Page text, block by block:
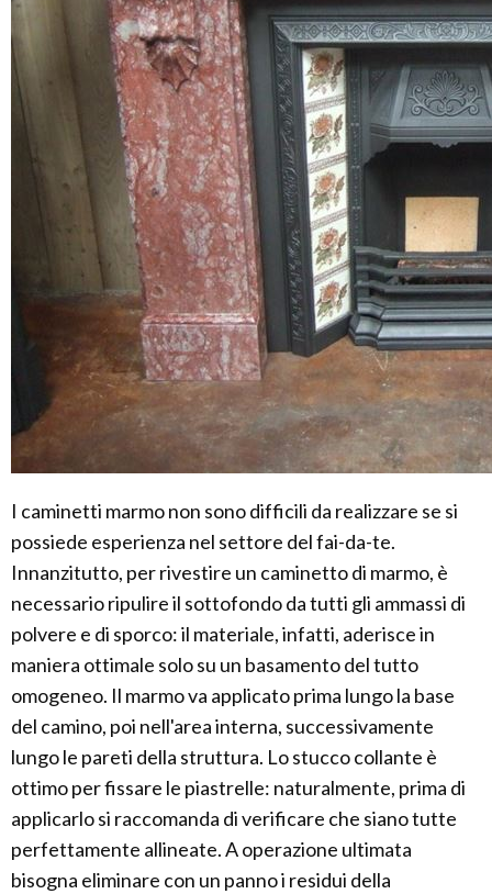
I caminetti marmo non sono difficili da realizzare se si
possiede esperienza nel settore del fai-da-te.
Innanzitutto, per rivestire un caminetto di marmo, è
necessario ripulire il sottofondo da tutti gli ammassi di
polvere e di sporco: il materiale, infatti, aderisce in
maniera ottimale solo su un basamento del tutto
omogeneo. Il marmo va applicato prima lungo la base
del camino, poi nell'area interna, successivamente
lungo le pareti della struttura. Lo stucco collante è
ottimo per fissare le piastrelle: naturalmente, prima di
applicarlo si raccomanda di verificare che siano tutte
perfettamente allineate. A operazione ultimata
bisogna eliminare con un panno i residui della